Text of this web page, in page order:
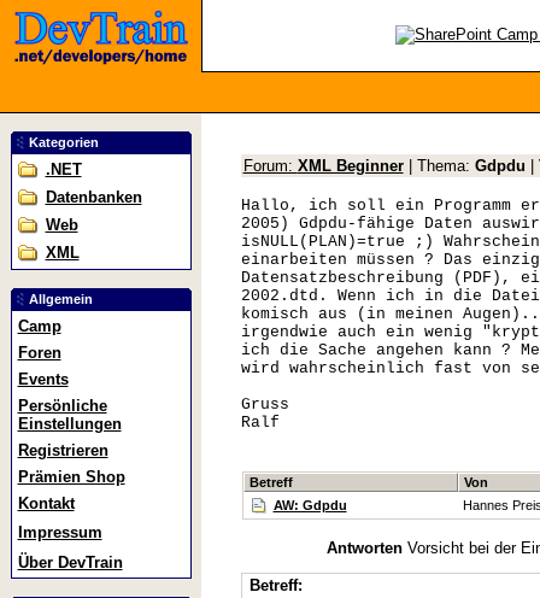
Kategorien
.NET
Datenbanken
Web
XML
Allgemein
Camp
Foren
Events
Persönliche
Einstellungen
Registrieren
Prämien Shop
Kontakt
Impressum
Über DevTrain
Forum: XML Beginner| Thema: Gdpdu
Hallo, ich soll ein Programm
2005) Gdpdu-fähige Daten
isNULL(PLAN)=true ;)
einarbeiten müssen ? Das
Datensatzbeschreibung (PDF),
2002.dtd. Wenn ich in die
komisch aus (in meinen
irgendwie auch ein wenig
ich die Sache angehen kann ?
wird wahrscheinlich fast von
Gruss
Ralf
Betreff
Von
AW: Gdpdu
Hannes
Antworten Vorsicht bei der
Betreff: